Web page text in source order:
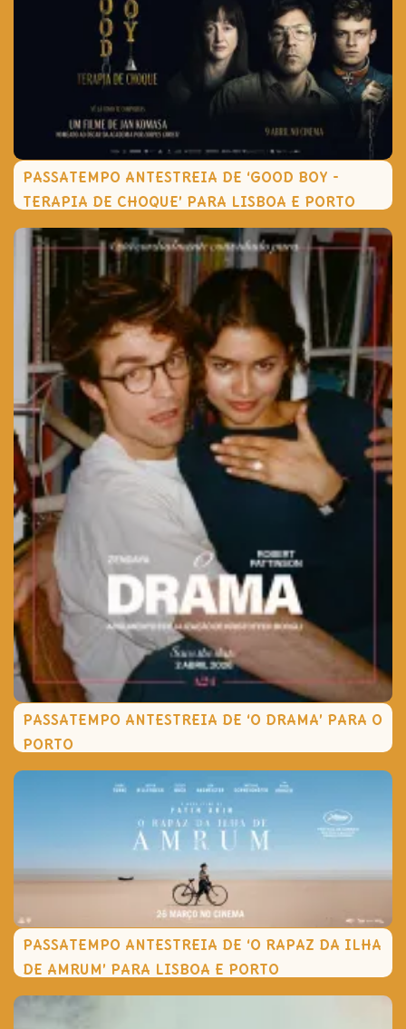
PASSATEMPO ANTESTREIA DE ‘GOOD BOY -
TERAPIA DE CHOQUE’ PARA LISBOA E PORTO
PASSATEMPO ANTESTREIA DE ‘O DRAMA’ PARA O
PORTO
PASSATEMPO ANTESTREIA DE ‘O RAPAZ DA ILHA
DE AMRUM’ PARA LISBOA E PORTO